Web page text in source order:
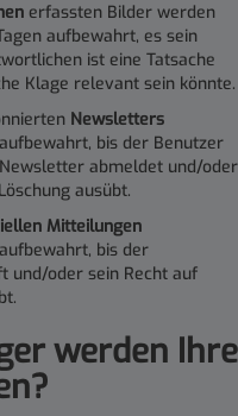
erfassten Bilder werden
aufbewahrt, es sein
ist eine Tatsache
Klage relevant sein könnte.
Newsletters
bis der Benutzer
abmeldet und/oder
ausübt.
Mitteilungen
bis der
und/oder sein Recht auf
werden Ihre
?